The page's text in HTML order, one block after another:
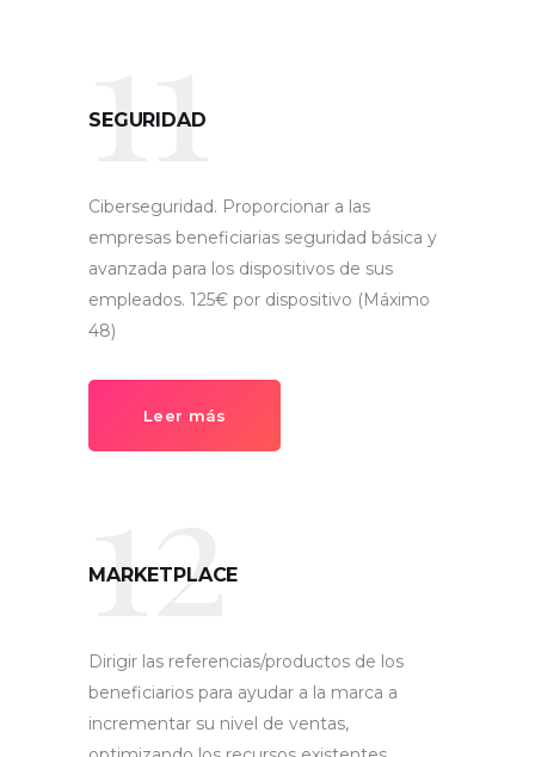
SEGURIDAD
11
Ciberseguridad. Proporcionar a las
empresas beneficiarias seguridad básica y
avanzada para los dispositivos de sus
empleados. 125€ por dispositivo (Máximo
48)
Leer más
MARKETPLACE
12
Dirigir las referencias/productos de los
beneficiarios para ayudar a la marca a
incrementar su nivel de ventas,